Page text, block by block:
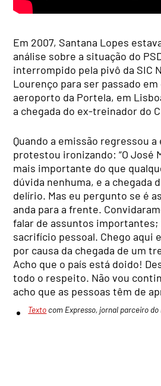
Em 2007, Santana Lopes
análise sobre a situação do
interrompido pela pivô da SIC
Lourenço para ser passado
aeroporto da Portela, em
a chegada do ex-treinador do
Quando a emissão regressou
protestou ironizando: “O José
mais importante do que
dúvida nenhuma, e a chegada
delírio. Mas eu pergunto se é
anda para a frente.
falar de assuntos importantes;
sacrifício pessoal. Chego aqui
por causa da chegada de um
Acho que o país está doido!
todo o respeito. Não vou
acho que as pessoas têm de
Texto com Expresso, jornal parceiro do